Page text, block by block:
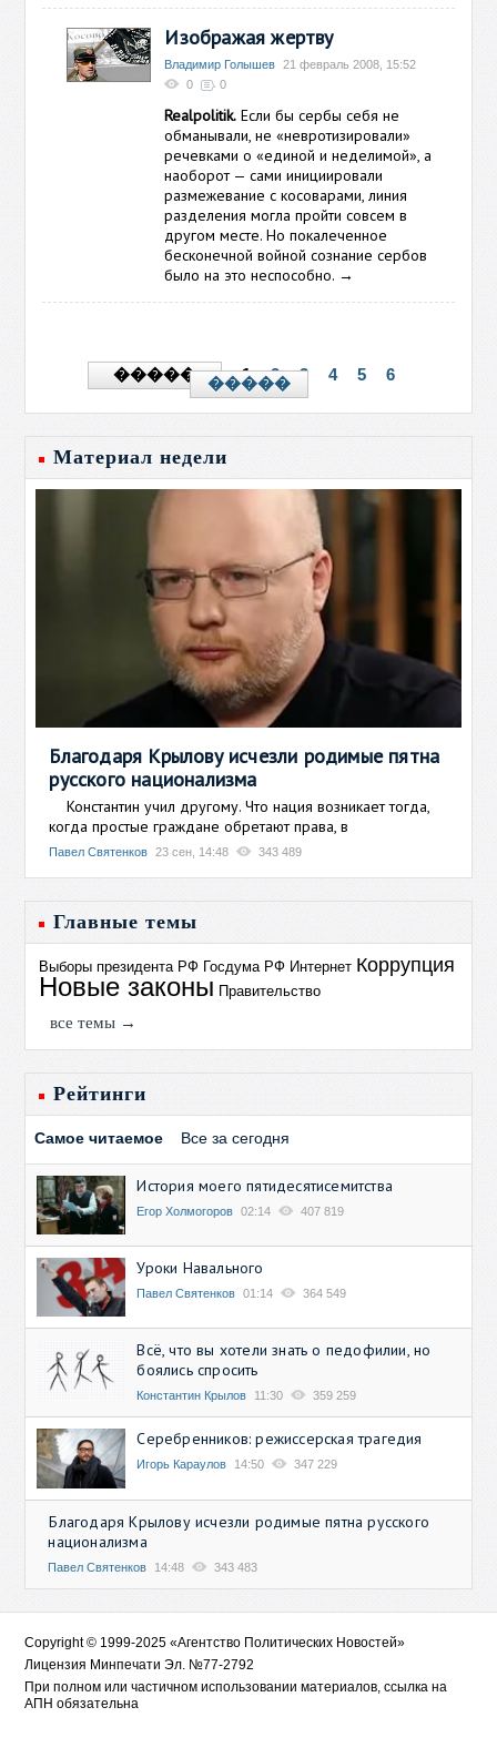
Изображая жертву
Владимир Голышев
21 февраль 2008, 15:52
0
0
Realpolitik. Если бы сербы себя не
обманывали, не «невротизировали»
речевками о «единой и неделимой», а
наоборот — сами инициировали
размежевание с косоварами, линия
разделения могла пройти совсем в
другом месте. Но покалеченное
бесконечной войной сознание сербов
было на это неспособно. →
����� 1 2 3 4 5 6
�����
Материал недели
Благодаря Крылову исчезли родимые пятна
русского национализма
Константин учил другому. Что нация возникает тогда,
когда простые граждане обретают права, в
Павел Святенков 23 сен, 14:48 343 489
Главные темы
Выборы президента РФ Госдума РФ Интернет Коррупция
Новые законы Правительство
все темы →
Рейтинги
Самое читаемое Все за сегодня
История моего пятидесятисемитства
Егор Холмогоров 02:14 407 819
Уроки Навального
Павел Святенков 01:14 364 549
Всё, что вы хотели знать о педофилии, но
боялись спросить
Константин Крылов 11:30 359 259
Серебренников: режиссерская трагедия
Игорь Караулов 14:50 347 229
Благодаря Крылову исчезли родимые пятна русского
национализма
Павел Святенков 14:48 343 483
Copyright © 1999-2025 «Агентство Политических Новостей»
Лицензия Минпечати Эл. №77-2792
При полном или частичном использовании материалов, ссылка на
АПН обязательна